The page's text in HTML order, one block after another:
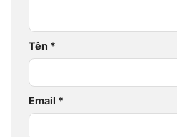
Tên *
Email *